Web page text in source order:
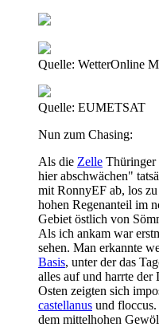
Quelle: WetterOnline
Quelle: EUMETSAT
Nun zum Chasing:
Als die Zelle Thüringer
hier abschwächen"
mit RonnyEF ab, los
hohen Regenanteil im
Gebiet östlich von
Als ich ankam war
sehen. Man erkannte
Basis, unter der das
alles auf und harrte
Osten zeigten sich
castellanus und floccus.
dem mittelhohen